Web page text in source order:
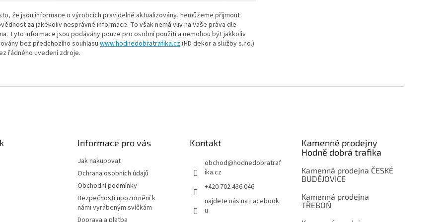
že jsou informace o výrobcích pravidelně aktualizovány, nemůžeme přijmout
za jakékoliv nesprávné informace. To však nemá vliv na Vaše práva dle
Tyto informace jsou podávány pouze pro osobní použití a nemohou být jakkoliv
bez předchozího souhlasu www.hodnedobratrafika.cz(HD dekor a služby s.r.o.)
řádného uvedení zdroje.
Informace pro vás
Jak nakupovat
Ochrana osobních údajů
Obchodní podmínky
Bezpečností upozornění k
námi vyrábeným svíčkám
Kontakt
obchod@hodnedobratraf
ika.cz
+420 702 436 046
najdete nás na Facebook
u
Kamenné prodejny
Hodně dobrá trafika
Kamenná prodejna ČESKÉ
BUDĚJOVICE
Kamenná prodejna
TŘEBOŇ